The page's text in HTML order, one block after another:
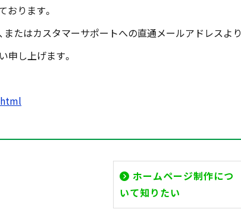
ります。
たはカスタマーサポートへの直通メールアドレスより
し上げます。
ホームページ制作につ
いて知りたい